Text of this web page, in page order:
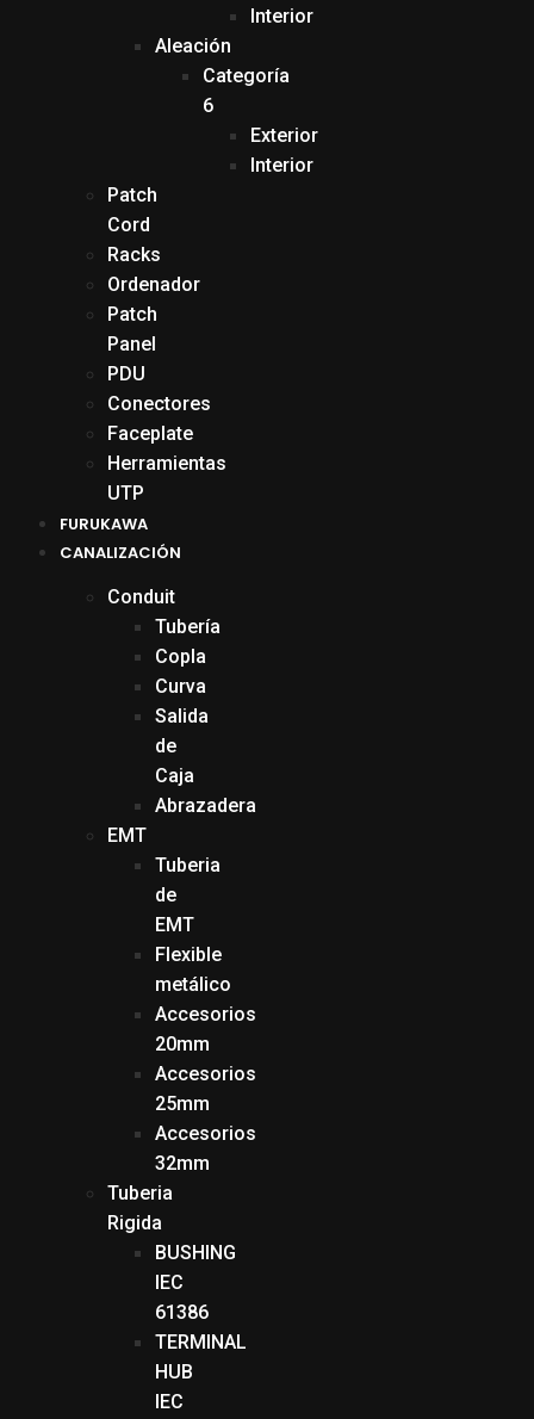
Interior
Aleación
Categoría
6
Exterior
Interior
Patch
Cord
Racks
Ordenador
Patch
Panel
PDU
Conectores
Faceplate
Herramientas
UTP
FURUKAWA
CANALIZACIÓN
Conduit
Tubería
Copla
Curva
Salida
de
Caja
Abrazadera
EMT
Tuberia
de
EMT
Flexible
metálico
Accesorios
20mm
Accesorios
25mm
Accesorios
32mm
Tuberia
Rigida
BUSHING
IEC
61386
TERMINAL
HUB
IEC